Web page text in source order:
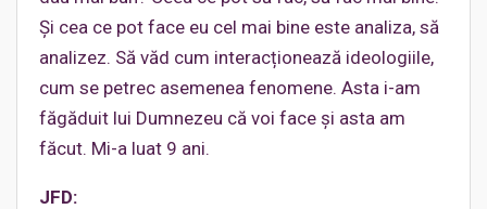
Și cea ce pot face eu cel mai bine este analiza, să
analizez. Să văd cum interacționează ideologiile,
cum se petrec asemenea fenomene. Asta i-am
făgăduit lui Dumnezeu că voi face și asta am
făcut. Mi-a luat 9 ani.
JFD: